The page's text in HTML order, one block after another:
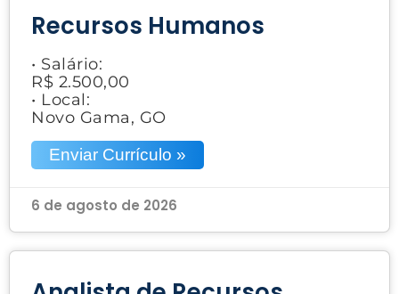
Recursos Humanos
• Salário:
R$ 2.500,00
• Local:
Novo Gama, GO
Enviar Currículo »
6 de agosto de 2026